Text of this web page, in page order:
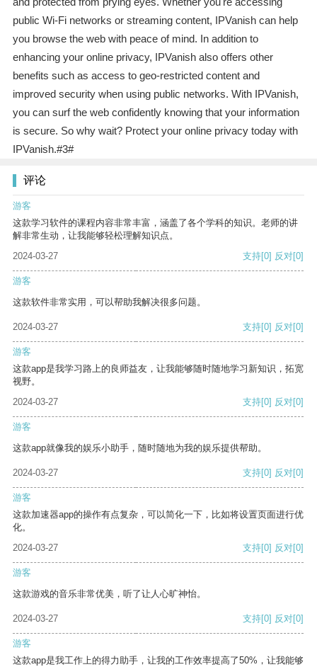
public Wi-Fi networks or streaming content, IPVanish can help
you browse the web with peace of mind. In addition to
enhancing your online privacy, IPVanish also offers other
benefits such as access to geo-restricted content and
improved security when using public networks. With IPVanish,
you can surf the web confidently knowing that your information
is secure. So why wait? Protect your online privacy today with
IPVanish.#3#
评论
游客
这款学习软件的课程内容非常丰富，涵盖了各个学科的知识。老师的讲
解非常生动，让我能够轻松理解知识点。
2024-03-27
支持[0] 反对[0]
游客
这款软件非常实用，可以帮助我解决很多问题。
2024-03-27 支持[0] 反对[0]
游客
这款app是我学习路上的良师益友，让我能够随时随地学习新知识，拓宽
视野。
2024-03-27
支持[0] 反对[0]
游客
这款app就像我的娱乐小助手，随时随地为我的娱乐提供帮助。
2024-03-27 支持[0] 反对[0]
游客
这款加速器app的操作有点复杂，可以简化一下，比如将设置页面进行优
化。
2024-03-27
支持[0] 反对[0]
游客
这款游戏的音乐非常优美，听了让人心旷神怡。
2024-03-27 支持[0] 反对[0]
游客
这款app是我工作上的得力助手，让我的工作效率提高了50%，让我能够